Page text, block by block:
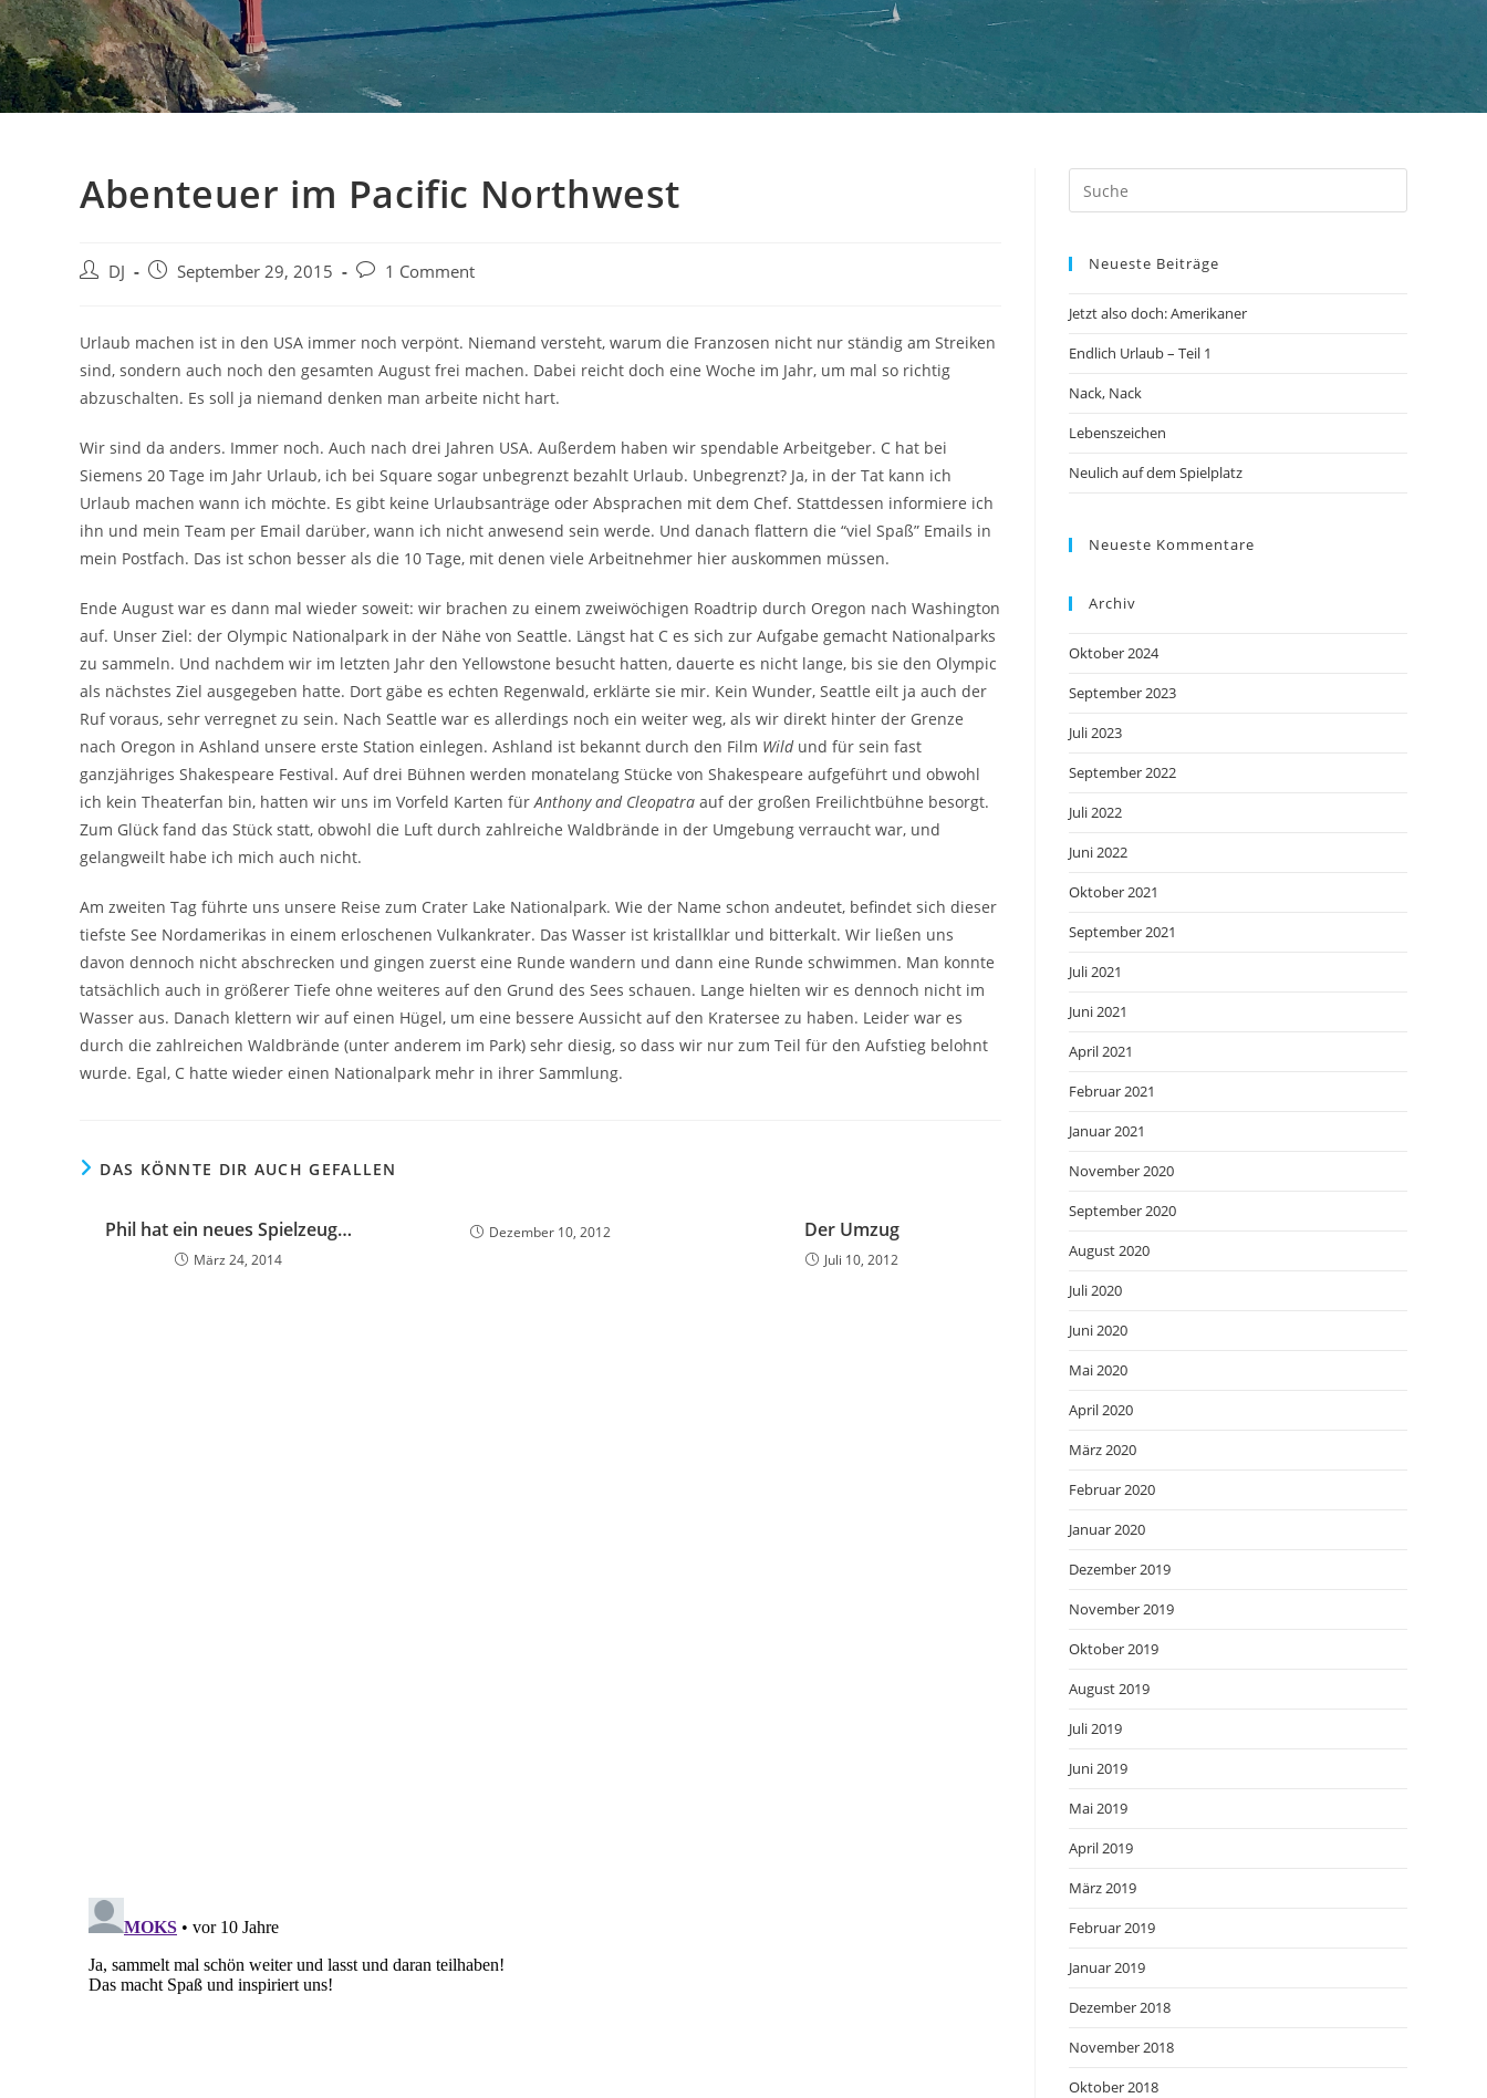
Abenteuer im Pacific Northwest
Beitrags-
DJ
BeitragSeptember 29, 2015
Beitrags-
1 Comment
Urlaub machen ist in den USA immer noch verpönt. Niemand versteht, warum die Franzosen nicht nur ständig am Streiken
sind, sondern auch noch den gesamten August frei machen. Dabei reicht doch eine Woche im Jahr, um mal so richtig
abzuschalten. Es soll ja niemand denken man arbeite nicht hart.
Wir sind da anders. Immer noch. Auch nach drei Jahren USA. Außerdem haben wir spendable Arbeitgeber. C hat bei
Siemens 20 Tage im Jahr Urlaub, ich bei Square sogar unbegrenzt bezahlt Urlaub. Unbegrenzt? Ja, in der Tat kann ich
Urlaub machen wann ich möchte. Es gibt keine Urlaubsanträge oder Absprachen mit dem Chef. Stattdessen informiere ich
ihn und mein Team per Email darüber, wann ich nicht anwesend sein werde. Und danach flattern die “viel Spaß” Emails in
mein Postfach. Das ist schon besser als die 10 Tage, mit denen viele Arbeitnehmer hier auskommen müssen.
Ende August war es dann mal wieder soweit: wir brachen zu einem zweiwöchigen Roadtrip durch Oregon nach Washington
auf. Unser Ziel: der Olympic Nationalpark in der Nähe von Seattle. Längst hat C es sich zur Aufgabe gemacht Nationalparks
zu sammeln. Und nachdem wir im letzten Jahr den Yellowstone besucht hatten, dauerte es nicht lange, bis sie den Olympic
als nächstes Ziel ausgegeben hatte. Dort gäbe es echten Regenwald, erklärte sie mir. Kein Wunder, Seattle eilt ja auch der
Ruf voraus, sehr verregnet zu sein. Nach Seattle war es allerdings noch ein weiter weg, als wir direkt hinter der Grenze
nach Oregon in Ashland unsere erste Station einlegen. Ashland ist bekannt durch den Film Wildund für sein fast
ganzjähriges Shakespeare Festival. Auf drei Bühnen werden monatelang Stücke von Shakespeare aufgeführt und obwohl
ich kein Theaterfan bin, hatten wir uns im Vorfeld Karten fürAnthony and Cleopatra auf der großen Freilichtbühne besorgt.
Zum Glück fand das Stück statt, obwohl die Luft durch zahlreiche Waldbrände in der Umgebung verraucht war, und
gelangweilt habe ich mich auch nicht.
Am zweiten Tag führte uns unsere Reise zum Crater Lake Nationalpark. Wie der Name schon andeutet, befindet sich dieser
tiefste See Nordamerikas in einem erloschenen Vulkankrater. Das Wasser ist kristallklar und bitterkalt. Wir ließen uns
davon dennoch nicht abschrecken und gingen zuerst eine Runde wandern und dann eine Runde schwimmen. Man konnte
tatsächlich auch in größerer Tiefe ohne weiteres auf den Grund des Sees schauen. Lange hielten wir es dennoch nicht im
Wasser aus. Danach klettern wir auf einen Hügel, um eine bessere Aussicht auf den Kratersee zu haben. Leider war es
durch die zahlreichen Waldbrände (unter anderem im Park) sehr diesig, so dass wir nur zum Teil für den Aufstieg belohnt
wurde. Egal, C hatte wieder einen Nationalpark mehr in ihrer Sammlung.
DAS KÖNNTE DIR AUCH GEFALLEN
Phil hat ein neues Spielzeug…
März 24, 2014
Dezember 10, 2012 Der Umzug
Juli 10, 2012
Neueste Beiträge
Jetzt also doch: Amerikaner
Endlich Urlaub – Teil 1
Nack, Nack
Lebenszeichen
Neulich auf dem Spielplatz
Neueste Kommentare
Archiv
Oktober 2024
September 2023
Juli 2023
September 2022
Juli 2022
Juni 2022
Oktober 2021
September 2021
Juli 2021
Juni 2021
April 2021
Februar 2021
Januar 2021
November 2020
September 2020
August 2020
Juli 2020
Juni 2020
Mai 2020
April 2020
März 2020
Februar 2020
Januar 2020
Dezember 2019
November 2019
Oktober 2019
August 2019
Juli 2019
Juni 2019
Mai 2019
April 2019
März 2019
Februar 2019
Januar 2019
Dezember 2018
November 2018
Oktober 2018